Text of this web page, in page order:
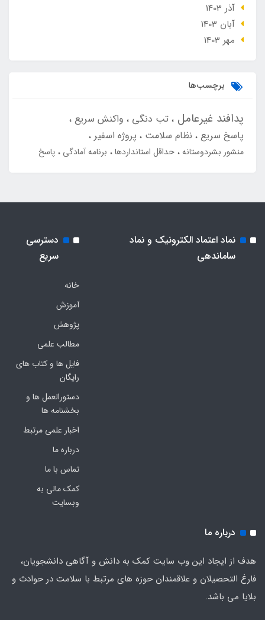
آذر 1403
آبان 1403
مهر 1403
برچسب‌ها
پدافند غیرعامل تب دنگی
واکنش سریع
پاسخ سریع نظام سلامت پروژه اسفیر
منشور بشردوستانه حداقل استانداردها برنامه آمادگی پاسخ
نماد اعتماد الکترونیک و نماد
ساماندهی
دسترسی
سریع
خانه
آموزش
پژوهش
مطالب علمی
فایل ها و کتاب های
رایگان
دستورالعمل ها و
بخشنامه ها
اخبار علمی مرتبط
درباره ما
تماس با ما
کمک مالی به
وبسایت
درباره ما
هدف از ایجاد این وب سایت کمک به دانش و آگاهی دانشجویان،
فارغ التحصیلان و علاقمندان حوزه های مرتبط با سلامت در حوادث و
بلایا می باشد.